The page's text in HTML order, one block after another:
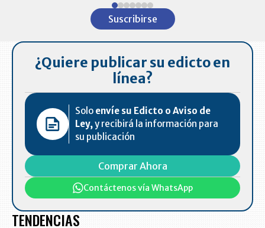
Suscribirse
¿Quiere publicar su edicto en
línea?
Solo envíe su Edicto o Aviso de
Ley,y recibirá la información para
su publicación
Comprar Ahora
Contáctenos vía WhatsApp
TENDENCIAS